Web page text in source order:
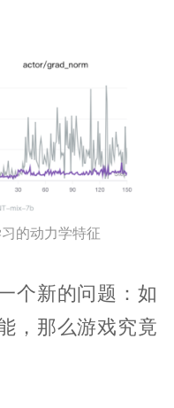
的动力学特征
个新的问题：如
，那么游戏究竟